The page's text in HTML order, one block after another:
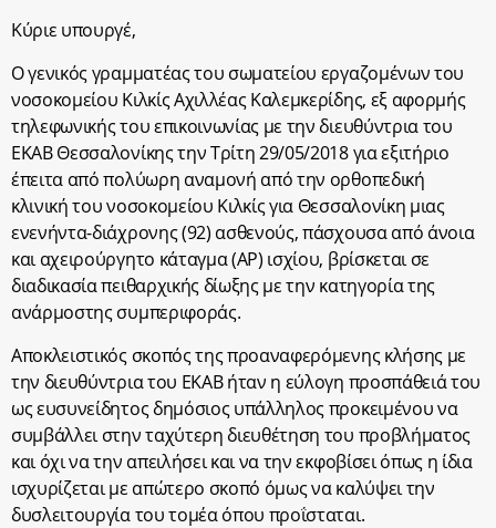
Κύριε υπουργέ,
Ο γενικός γραμματέας του σωματείου εργαζομένων του
νοσοκομείου Κιλκίς Αχιλλέας Καλεμκερίδης, εξ αφορμής
τηλεφωνικής του επικοινωνίας με την διευθύντρια του
ΕΚΑΒ Θεσσαλονίκης την Τρίτη 29/05/2018 για εξιτήριο
έπειτα από πολύωρη αναμονή από την ορθοπεδική
κλινική του νοσοκομείου Κιλκίς για Θεσσαλονίκη μιας
ενενήντα-διάχρονης (92) ασθενούς, πάσχουσα από άνοια
και αχειρούργητο κάταγμα (ΑΡ) ισχίου, βρίσκεται σε
διαδικασία πειθαρχικής δίωξης με την κατηγορία της
ανάρμοστης συμπεριφοράς.
Αποκλειστικός σκοπός της προαναφερόμενης κλήσης με
την διευθύντρια του ΕΚΑΒ ήταν η εύλογη προσπάθειά του
ως ευσυνείδητος δημόσιος υπάλληλος προκειμένου να
συμβάλλει στην ταχύτερη διευθέτηση του προβλήματος
και όχι να την απειλήσει και να την εκφοβίσει όπως η ίδια
ισχυρίζεται με απώτερο σκοπό όμως να καλύψει την
δυσλειτουργία του τομέα όπου προΐσταται.